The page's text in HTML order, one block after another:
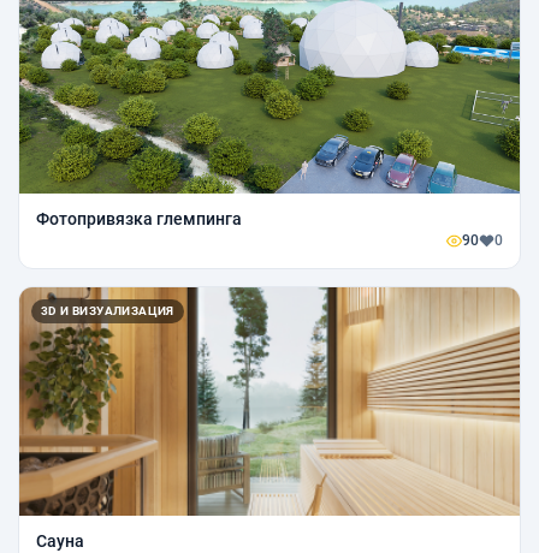
Фотопривязка глемпинга
90 0
3D И ВИЗУАЛИЗАЦИЯ
Сауна